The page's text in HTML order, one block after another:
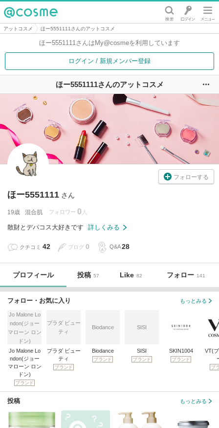
@cosme
アットコスメ ほー5551111さんのアットコスメ
ほー5551111さんは My@cosmeを利用しています
ログイン / 新規メンバー登録
ほー5551111さんのアットコスメ
フォローする
ほー5551111 さん
19歳 混合肌 フォロワー 0
散財とデパコス大好きです 詳しくみる
クチコミ 42 ブログ 0 Q&A 28
プロフィール 投稿 57 Like 82 フォロー 141
フォロー・お気に入り もっとみる
Jo Malone Lo
ndon(ジョー
マローン ロン
ドン)
Jo Malone Lo
ndon(ジョー
マローン ロン
ドン)
ブランド
プラダ ビュー
ティ
プラダ ビュー
ティ
ブランド
Biodance
Biodance
ブランド
SISI
SISI
ブランド
SKIN1004
ブランド
VT(
ブ
投稿 もっとみる